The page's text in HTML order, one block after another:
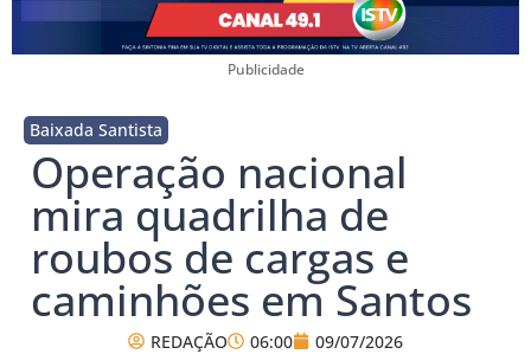
Publicidade
Baixada Santista
Operação nacional
mira quadrilha de
roubos de cargas e
caminhões em Santos
REDAÇÃO 06:00 09/07/2026